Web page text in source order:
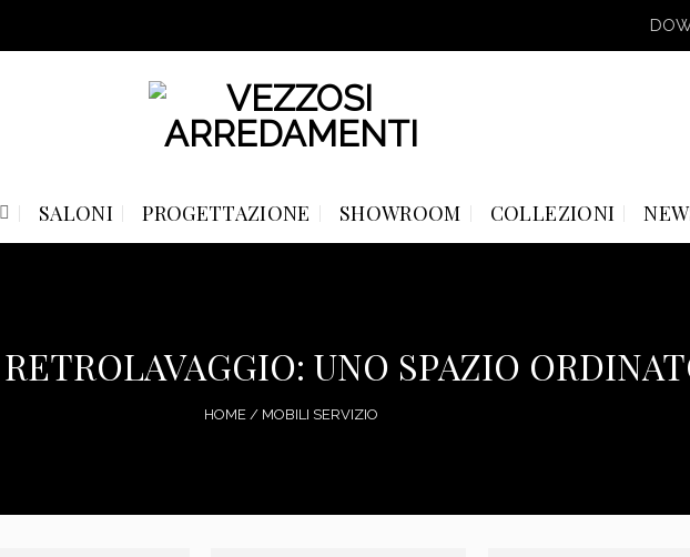
SALONI PROGETTAZIONE SHOWROOM COLLEZIONI
UNO SPAZIO
HOME/ MOBILI SERVIZIO